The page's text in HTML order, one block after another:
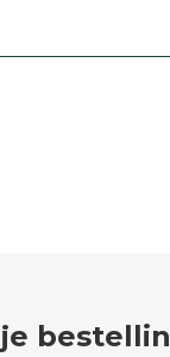
je